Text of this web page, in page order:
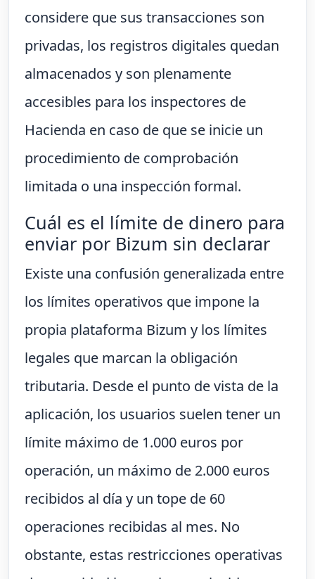
considere que sus transacciones son
privadas, los registros digitales quedan
almacenados y son plenamente
accesibles para los inspectores de
Hacienda en caso de que se inicie un
procedimiento de comprobación
limitada o una inspección formal.
Cuál es el límite de dinero para
enviar por Bizum sin declarar
Existe una confusión generalizada entre
los límites operativos que impone la
propia plataforma Bizum y los límites
legales que marcan la obligación
tributaria. Desde el punto de vista de la
aplicación, los usuarios suelen tener un
límite máximo de 1.000 euros por
operación, un máximo de 2.000 euros
recibidos al día y un tope de 60
operaciones recibidas al mes. No
obstante, estas restricciones operativas